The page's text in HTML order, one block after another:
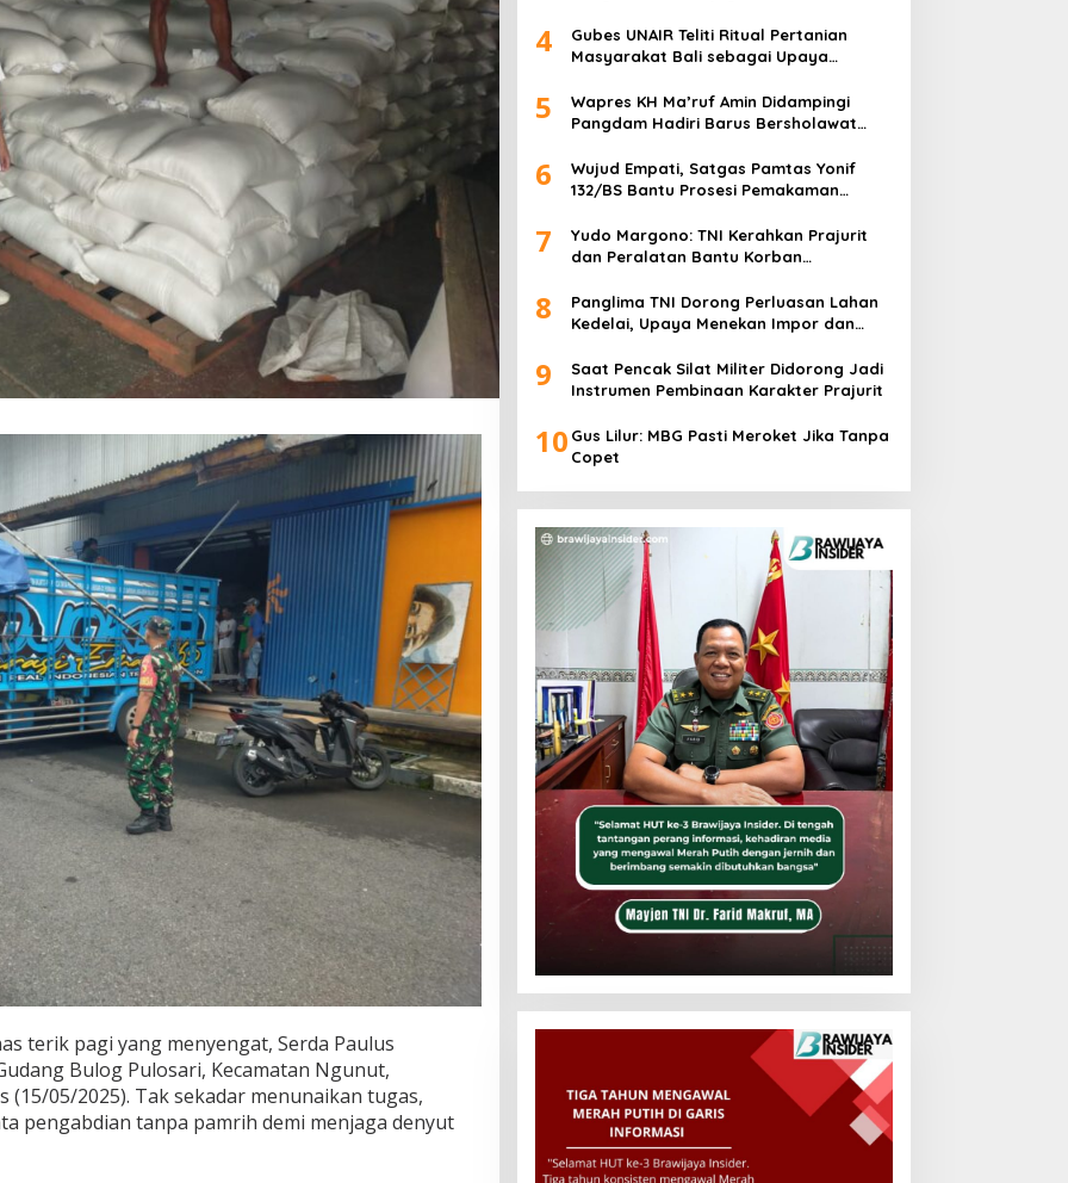
terik pagi yang menyengat, Serda Paulus
Bulog Pulosari, Kecamatan Ngunut,
(15/05/2025). Tak sekadar menunaikan tugas,
pengabdian tanpa pamrih demi menjaga denyut
4
Gubes UNAIR Teliti Ritual Pertanian
Masyarakat Bali sebagai Upaya
5
Wapres KH Ma’ruf Amin Didampingi
Pangdam Hadiri Barus Bersholawat
6
Wujud Empati, Satgas Pamtas Yonif
132/BS Bantu Prosesi Pemakaman
7
Yudo Margono: TNI Kerahkan Prajurit
dan Peralatan Bantu Korban
8
Panglima TNI Dorong Perluasan Lahan
Kedelai, Upaya Menekan Impor dan
9
Saat Pencak Silat Militer Didorong Jadi
Instrumen Pembinaan Karakter Prajurit
10 Gus Lilur: MBG Pasti Meroket Jika Tanpa
Copet